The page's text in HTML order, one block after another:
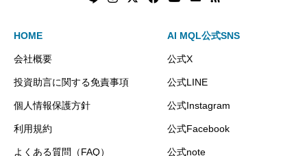
HOME
会社概要
投資助言に関する免責事項
個人情報保護方針
利用規約
よくある質問（FAQ）
AI MQL公式SNS
公式X
公式LINE
公式Instagram
公式Facebook
公式note